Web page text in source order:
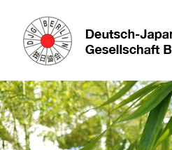
content